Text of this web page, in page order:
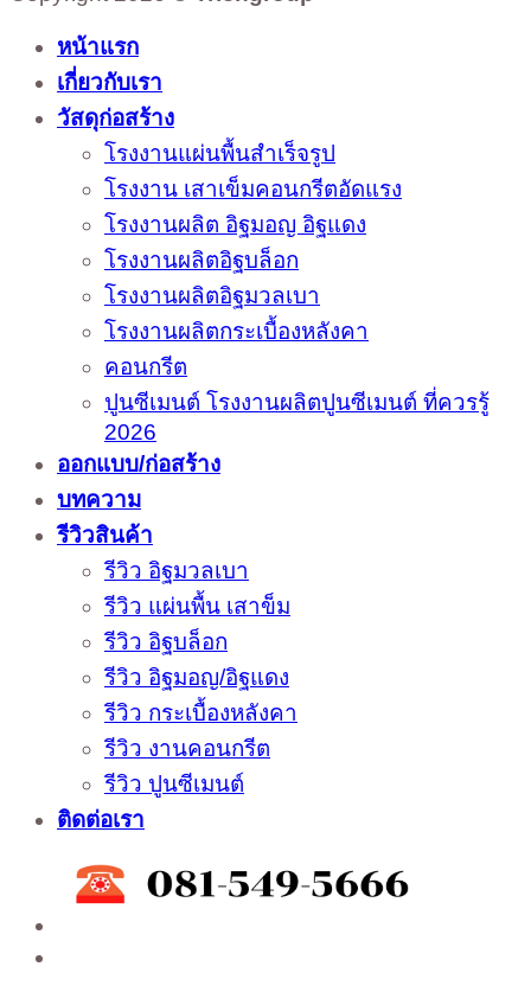
หน้าแรก
เกี่ยวกับเรา
วัสดุก่อสร้าง
โรงงานแผ่นพื้นสำเร็จรูป
โรงงาน เสาเข็มคอนกรีตอัดแรง
โรงงานผลิต อิฐมอญ อิฐแดง
โรงงานผลิตอิฐบล็อก
โรงงานผลิตอิฐมวลเบา
โรงงานผลิตกระเบื้องหลังคา
คอนกรีต
ปูนซีเมนต์ โรงงานผลิตปูนซีเมนต์ ที่ควรรู้
2026
ออกแบบ/ก่อสร้าง
บทความ
รีวิวสินค้า
รีวิว อิฐมวลเบา
รีวิว แผ่นพื้น เสาข็ม
รีวิว อิฐบล็อก
รีวิว อิฐมอญ/อิฐแดง
รีวิว กระเบื้องหลังคา
รีวิว งานคอนกรีต
รีวิว ปูนซีเมนต์
ติดต่อเรา